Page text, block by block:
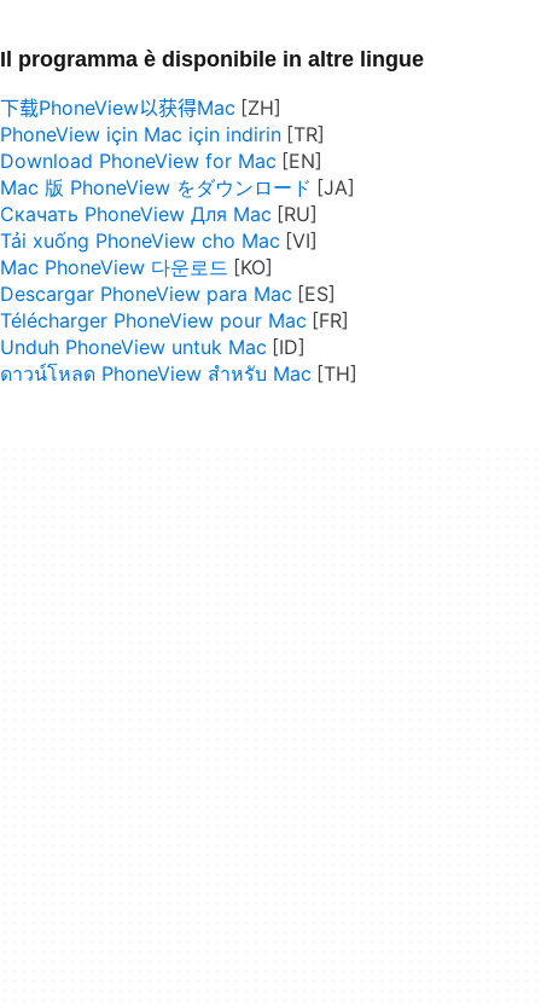
Il programma è disponibile in altre lingue
下载PhoneView以获得Mac
PhoneView için Mac için indirin
Download PhoneView for Mac
Mac 版 PhoneView をダウンロード
Скачать PhoneView Для Mac
Tải xuống PhoneView cho Mac
Mac PhoneView 다운로드
Descargar PhoneView para Mac
Télécharger PhoneView pour Mac
Unduh PhoneView untuk Mac
ดาวน์โหลด PhoneView สำหรับ Mac